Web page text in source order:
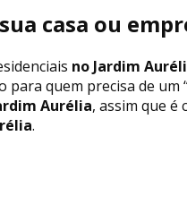
casa ou
no Jardim
quem precisa de um
Aurélia, assim que é
.